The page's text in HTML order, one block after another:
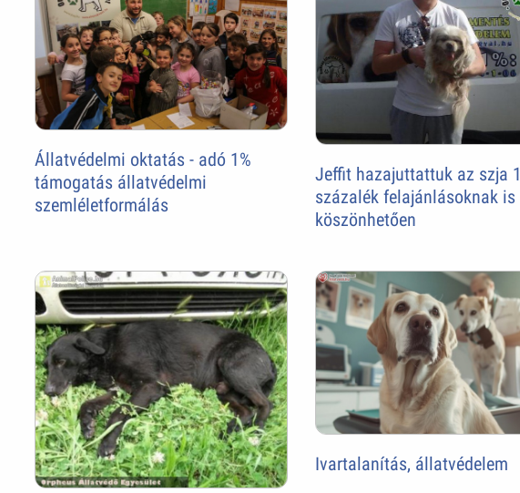
Állatvédelmi oktatás - adó 1%
támogatás állatvédelmi
szemléletformálás
Jeffit hazajuttattuk az szja 1
százalék felajánlásoknak is
köszönhetően
Ivartalanítás, állatvédelem